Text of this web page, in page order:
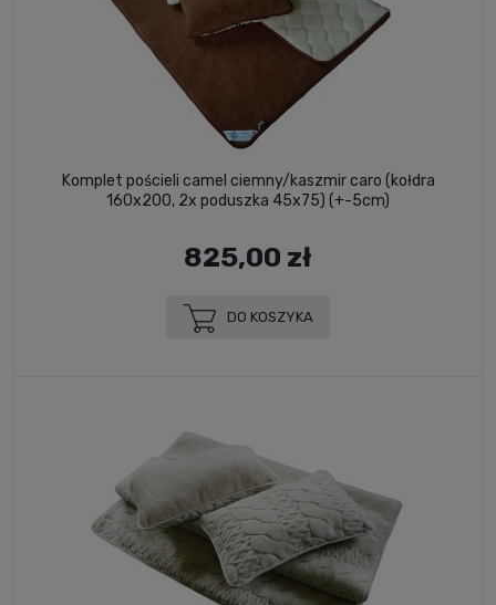
Komplet pościeli camel ciemny/kaszmir caro (kołdra
160x200, 2x poduszka 45x75) (+-5cm)
825,00 zł
DO KOSZYKA